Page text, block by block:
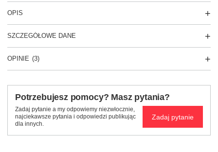
OPIS
SZCZEGÓŁOWE DANE
OPINIE (3)
Potrzebujesz pomocy? Masz pytania?
Zadaj pytanie a my odpowiemy niezwłocznie,
najciekawsze pytania i odpowiedzi publikując
dla innych.
Zadaj pytanie